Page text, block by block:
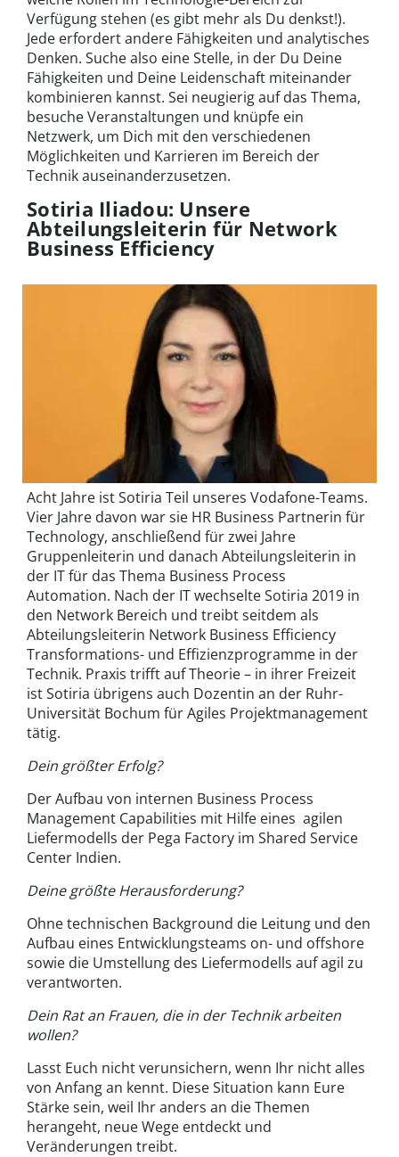
Verfügung stehen (es gibt mehr als Du denkst!).
Jede erfordert andere Fähigkeiten und analytisches
Denken. Suche also eine Stelle, in der Du Deine
Fähigkeiten und Deine Leidenschaft miteinander
kombinieren kannst. Sei neugierig auf das Thema,
besuche Veranstaltungen und knüpfe ein
Netzwerk, um Dich mit den verschiedenen
Möglichkeiten und Karrieren im Bereich der
Technik auseinanderzusetzen.
Sotiria Iliadou: Unsere
Abteilungsleiterin für Network
Business Efficiency
Acht Jahre ist Sotiria Teil unseres Vodafone-Teams.
Vier Jahre davon war sie HR Business Partnerin für
Technology, anschließend für zwei Jahre
Gruppenleiterin und danach Abteilungsleiterin in
der IT für das Thema Business Process
Automation. Nach der IT wechselte Sotiria 2019 in
den Network Bereich und treibt seitdem als
Abteilungsleiterin Network Business Efficiency
Transformations- und Effizienzprogramme in der
Technik. Praxis trifft auf Theorie – in ihrer Freizeit
ist Sotiria übrigens auch Dozentin an der Ruhr-
Universität Bochum für Agiles Projektmanagement
tätig.
Dein größter Erfolg?
Der Aufbau von internen Business Process
Management Capabilities mit Hilfe eines agilen
Liefermodells der Pega Factory im Shared Service
Center Indien.
Deine größte Herausforderung?
Ohne technischen Background die Leitung und den
Aufbau eines Entwicklungsteams on- und offshore
sowie die Umstellung des Liefermodells auf agil zu
verantworten.
Dein Rat an Frauen, die in der Technik arbeiten
wollen?
Lasst Euch nicht verunsichern, wenn Ihr nicht alles
von Anfang an kennt. Diese Situation kann Eure
Stärke sein, weil Ihr anders an die Themen
herangeht, neue Wege entdeckt und
Veränderungen treibt.